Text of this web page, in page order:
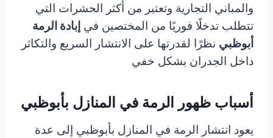
والمباني التجارية وتعتبر من أكثر الحشرات التي
تتطلب تدخلًا فوريًا من المختصين في إبادة الرمة
أبوظبي نظرًا لقدرتها على الانتشار السريع والتكاثر
داخل الجدران بشكل خفي
أسباب ظهور الرمة في المنازل بأبوظبي
يعود انتشار الرمة في المنازل بأبوظبي إلى عدة